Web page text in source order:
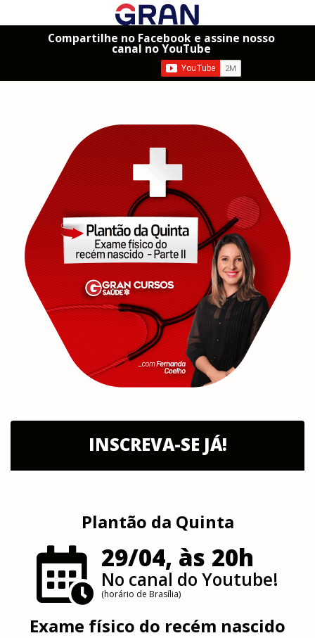
Compartilhe no Facebook e assine nosso
canal no YouTube
INSCREVA-SE JÁ!
Plantão da Quinta
29/04, às 20h
No canal do Youtube!
(horário de Brasília)
Exame físico do recém nascido